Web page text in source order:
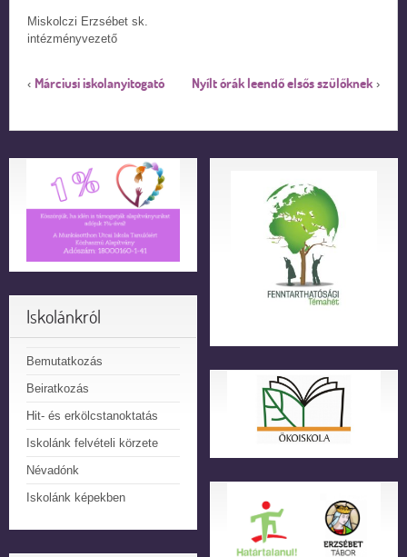
Miskolczi Erzsébet sk.
intézményvezető
‹ Márciusi iskolanyitogató Nyílt órák leendő elsős szülőknek ›
Iskolánkról
Bemutatkozás
Beiratkozás
Hit- és erkölcstanoktatás
Iskolánk felvételi körzete
Névadónk
Iskolánk képekben